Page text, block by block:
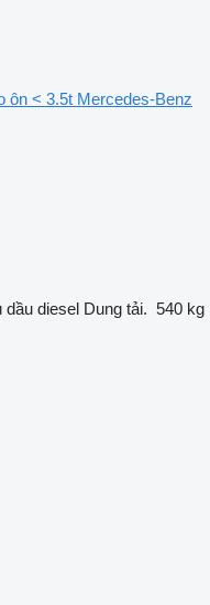
ôn < 3.5t Mercedes-Benz
dầu diesel Dung tải. 540 kg